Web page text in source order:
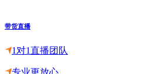
带货直播
1对1直播团队